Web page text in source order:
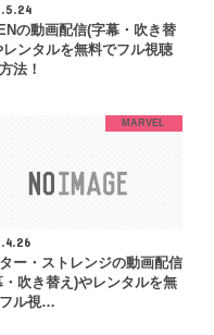
の動画配信(字幕・吹き替
レンタルを無料でフル視聴
法！
MARVEL
ター・ストレンジの動画配信
・吹き替え)やレンタルを無
ル視…